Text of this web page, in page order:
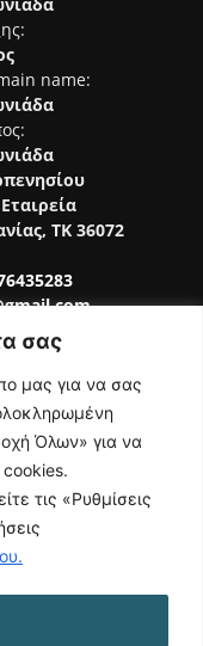
σας
μας για να σας
Όλων» για να
τις «Ρυθμίσεις
name:
ΤΚ 36072
242044